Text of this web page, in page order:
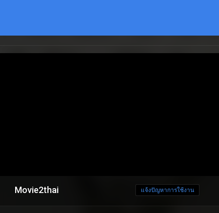
Movie2thai แจ้งปัญหาการใช้งาน